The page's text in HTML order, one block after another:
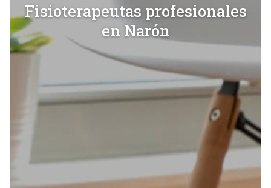
Fisioterapeutas profesionales
en Narón